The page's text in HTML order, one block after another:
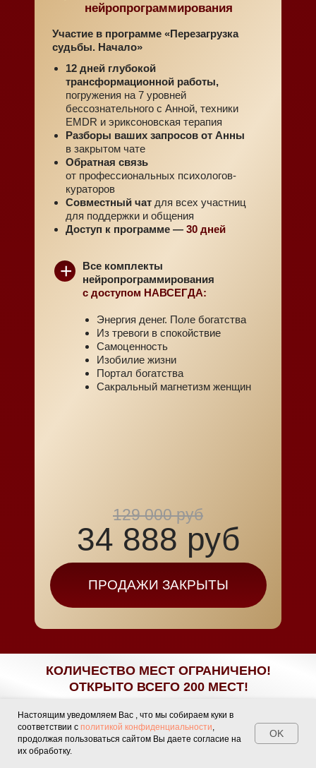
КОЛИЧЕСТВО МЕСТ ОГРАНИЧЕНО!
ОТКРЫТО ВСЕГО 200 МЕСТ!
Участие в программе «Перезагрузка
судьбы. Начало»
Все комплекты
нейропрограммирования
с доступом НАВСЕГДА:
Энергия денег. Поле богатства
Из тревоги в спокойствие
Самоценность
Изобилие жизни
Портал богатства
Сакральный магнетизм женщин
12 дней глубокой
трансформационной работы,
погружения на 7 уровней
бессознательного с Анной, техники
EMDR и эриксоновская терапия
Разборы ваших запросов от Анны
в закрытом чате
Обратная связь
от профессиональных психологов-
кураторов
Совместный чат для всех участниц
для поддержки и общения
Доступ к программе — 30 дней
34 888 руб
129 000 руб
ПРОДАЖИ ЗАКРЫТЫ
нейропрограммирования
+
Настоящим уведомляем Вас , что мы собираем куки в
соответствии с политикой конфиденциальности,
продолжая пользоваться сайтом Вы даете согласие на
их обработку.
OK